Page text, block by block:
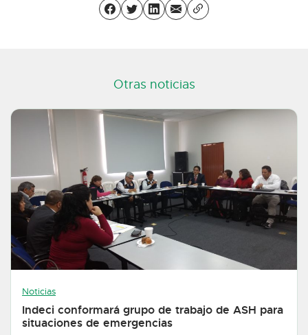
Otras noticias
Noticias
Indeci conformará grupo de trabajo de ASH para
situaciones de emergencias